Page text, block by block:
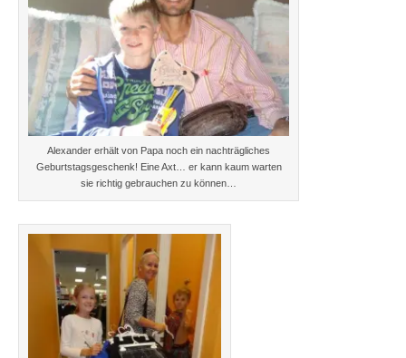
Alexander erhält von Papa noch ein nachträgliches
Geburtstagsgeschenk! Eine Axt… er kann kaum warten
sie richtig gebrauchen zu können…